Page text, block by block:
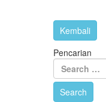
Pencarian